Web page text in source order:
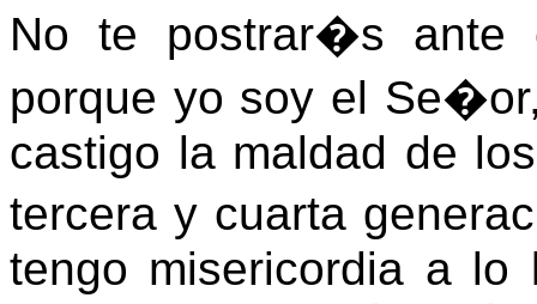
No te postrar�s ante
porque yo soy el
castigo la maldad de
tercera y cuarta
tengo misericordia a lo